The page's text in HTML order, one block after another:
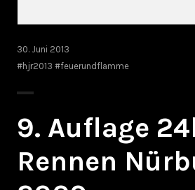
30. Juni 2013
#hjr2013 #feuerundflamme
9. Auflage
Rennen